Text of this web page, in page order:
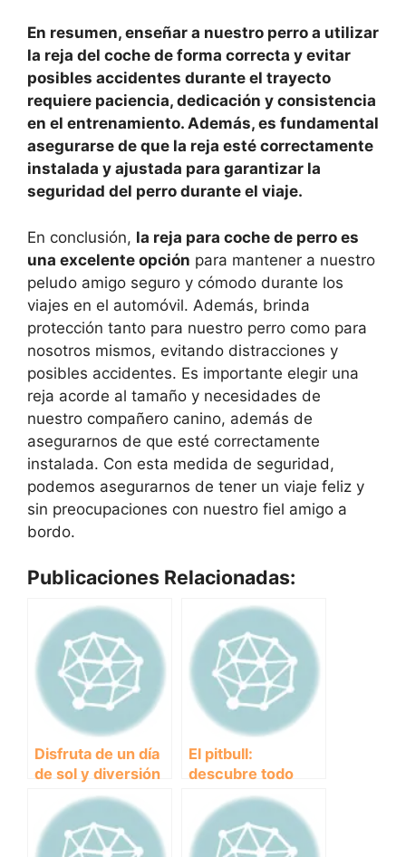
En resumen, enseñar a nuestro perro a utilizar
la reja del coche de forma correcta y evitar
posibles accidentes durante el trayecto
requiere paciencia, dedicación y consistencia
en el entrenamiento. Además, es fundamental
asegurarse de que la reja esté correctamente
instalada y ajustada para garantizar la
seguridad del perro durante el viaje.
En conclusión, la reja para coche de perro es
una excelente opción para mantener a nuestro
peludo amigo seguro y cómodo durante los
viajes en el automóvil. Además, brinda
protección tanto para nuestro perro como para
nosotros mismos, evitando distracciones y
posibles accidentes. Es importante elegir una
reja acorde al tamaño y necesidades de
nuestro compañero canino, además de
asegurarnos de que esté correctamente
instalada. Con esta medida de seguridad,
podemos asegurarnos de tener un viaje feliz y
sin preocupaciones con nuestro fiel amigo a
bordo.
Publicaciones Relacionadas:
Disfruta de un día
de sol y diversión
junto a tu perro en
la Playa Canina de
Torre del Mar
El pitbull:
descubre todo
sobre esta
controvertida raza
de perros